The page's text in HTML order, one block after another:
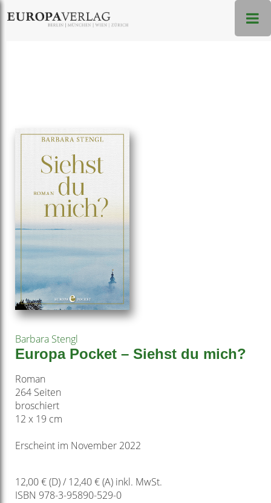
Barbara Stengl
Europa Pocket – Siehst du mich?
Roman
264 Seiten
broschiert
12 x 19 cm
Erscheint im November 2022
12,00 € (D) / 12,40 € (A) inkl. MwSt.
ISBN 978-3-95890-529-0